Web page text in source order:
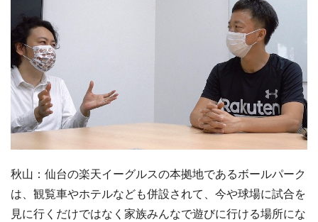
秋山：仙台の楽天イーグルスの本拠地であるボールパーク
は、観覧車やホテルなども併設されて、今や球場に試合を
見に行くだけではなく家族みんなで遊びに行ける場所にな